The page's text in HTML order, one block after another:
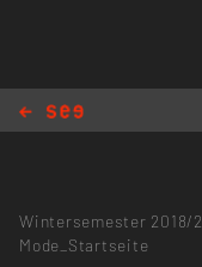
Wintersemester 2018/
Mode_Startseite